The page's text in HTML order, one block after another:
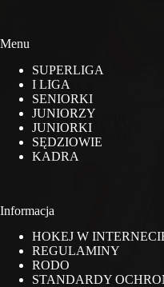
Menu
SUPERLIGA
I LIGA
SENIORKI
JUNIORZY
JUNIORKI
SĘDZIOWIE
KADRA
Informacja
HOKEJ W
REGULAMINY
RODO
STANDARDY